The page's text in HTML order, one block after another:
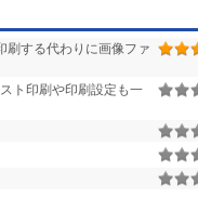
刷する代わりに画像ファ
ト印刷や印刷設定も一